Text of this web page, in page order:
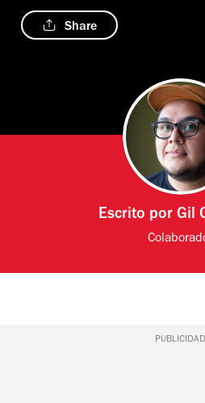
Share
Escrito por Gil
PUBLICIDAD